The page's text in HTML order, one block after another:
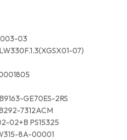
003-03
07)
GE70ES-2RS
7312ACM
02+B PS15325
8A-00001